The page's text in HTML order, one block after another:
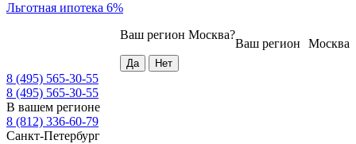
Льготная ипотека 6%
Москва
Ваш регион
Ваш регион Москва?
8 (495) 565-30-55
8 (495) 565-30-55
В вашем регионе
8 (812) 336-60-79
Санкт-Петербург